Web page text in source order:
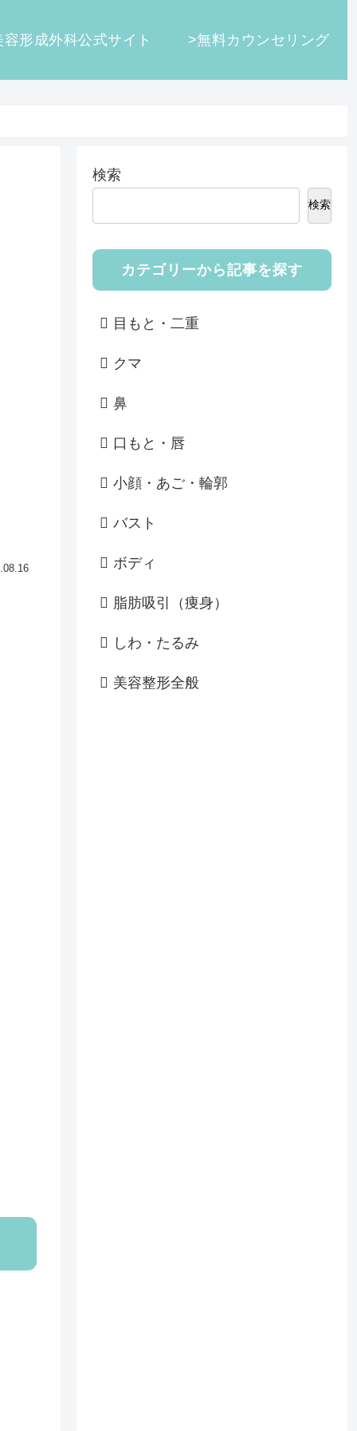
容形成外科公式サイト >無料カウンセリング
検索
検索
カテゴリーから記事を探す
目もと・二重
クマ
鼻
口もと・唇
小顔・あご・輪郭
バスト
ボディ
脂肪吸引（痩身）
しわ・たるみ
美容整形全般